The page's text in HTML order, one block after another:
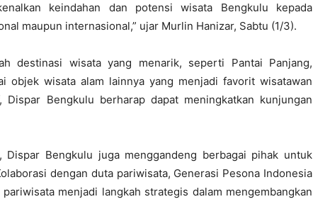
keindahan dan potensi wisata Bengkulu kepada
maupun internasional,” ujar Murlin Hanizar, Sabtu (1/3).
destinasi wisata yang menarik, seperti Pantai Panjang,
objek wisata alam lainnya yang menjadi favorit wisatawan
Bengkulu berharap dapat meningkatkan kunjungan
Dispar Bengkulu juga menggandeng berbagai pihak untuk
dengan duta pariwisata, Generasi Pesona Indonesia
menjadi langkah strategis dalam mengembangkan